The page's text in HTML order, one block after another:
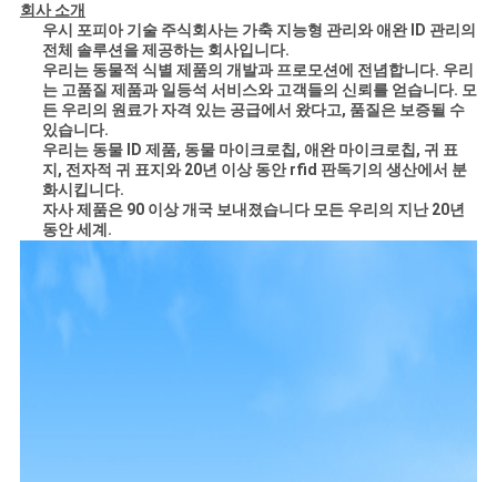
회사 소개
우시 포피아 기술 주식회사는 가축 지능형 관리와 애완 ID 관리의
전체 솔루션을 제공하는 회사입니다.
우리는 동물적 식별 제품의 개발과 프로모션에 전념합니다. 우리
는 고품질 제품과 일등석 서비스와 고객들의 신뢰를 얻습니다. 모
든 우리의 원료가 자격 있는 공급에서 왔다고, 품질은 보증될 수
있습니다.
우리는 동물 ID 제품, 동물 마이크로칩, 애완 마이크로칩, 귀 표
지, 전자적 귀 표지와 20년 이상 동안 rfid 판독기의 생산에서 분
화시킵니다.
자사 제품은 90 이상 개국 보내졌습니다 모든 우리의 지난 20년
동안 세계.